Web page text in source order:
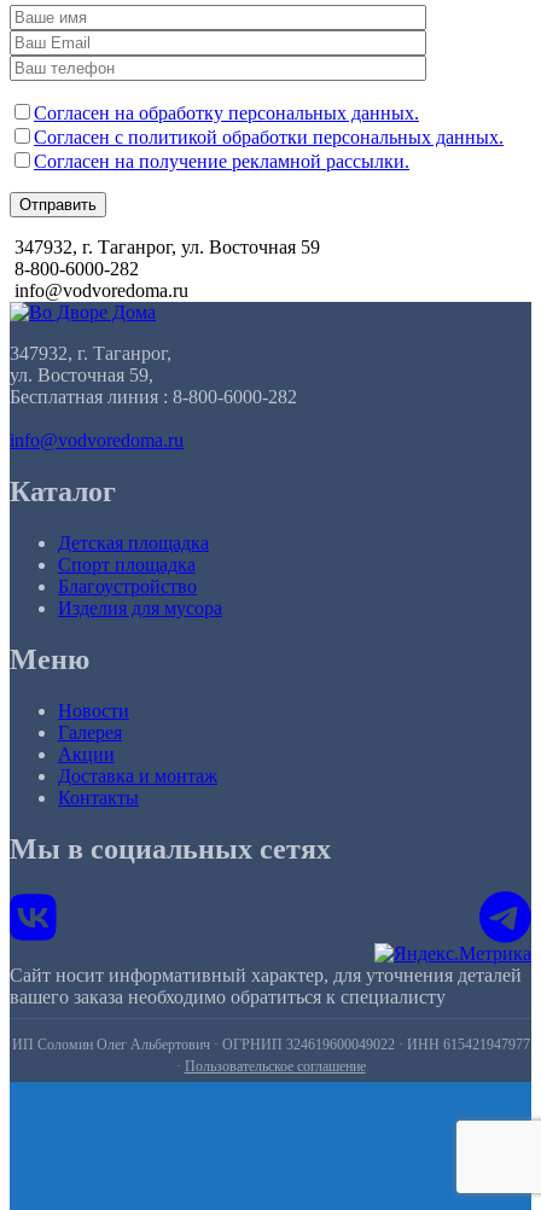
Согласен на обработку персональных данных.
Согласен с политикой обработки персональных данных.
Согласен на получение рекламной рассылки.
Отправить
347932, г. Таганрог, ул. Восточная 59
8-800-6000-282
info@vodvoredoma.ru
347932, г. Таганрог,
ул. Восточная 59,
Бесплатная линия : 8-800-6000-282
info@vodvoredoma.ru
Каталог
Детская площадка
Спорт площадка
Благоустройство
Изделия для мусора
Меню
Новости
Галерея
Акции
Доставка и монтаж
Контакты
Мы в социальных сетях
Сайт носит информативный характер, для уточнения деталей
вашего заказа необходимо обратиться к специалисту
ИП Соломин Олег Альбертович · ОГРНИП 324619600049022 · ИНН 615421947977
· Пользовательское соглашение